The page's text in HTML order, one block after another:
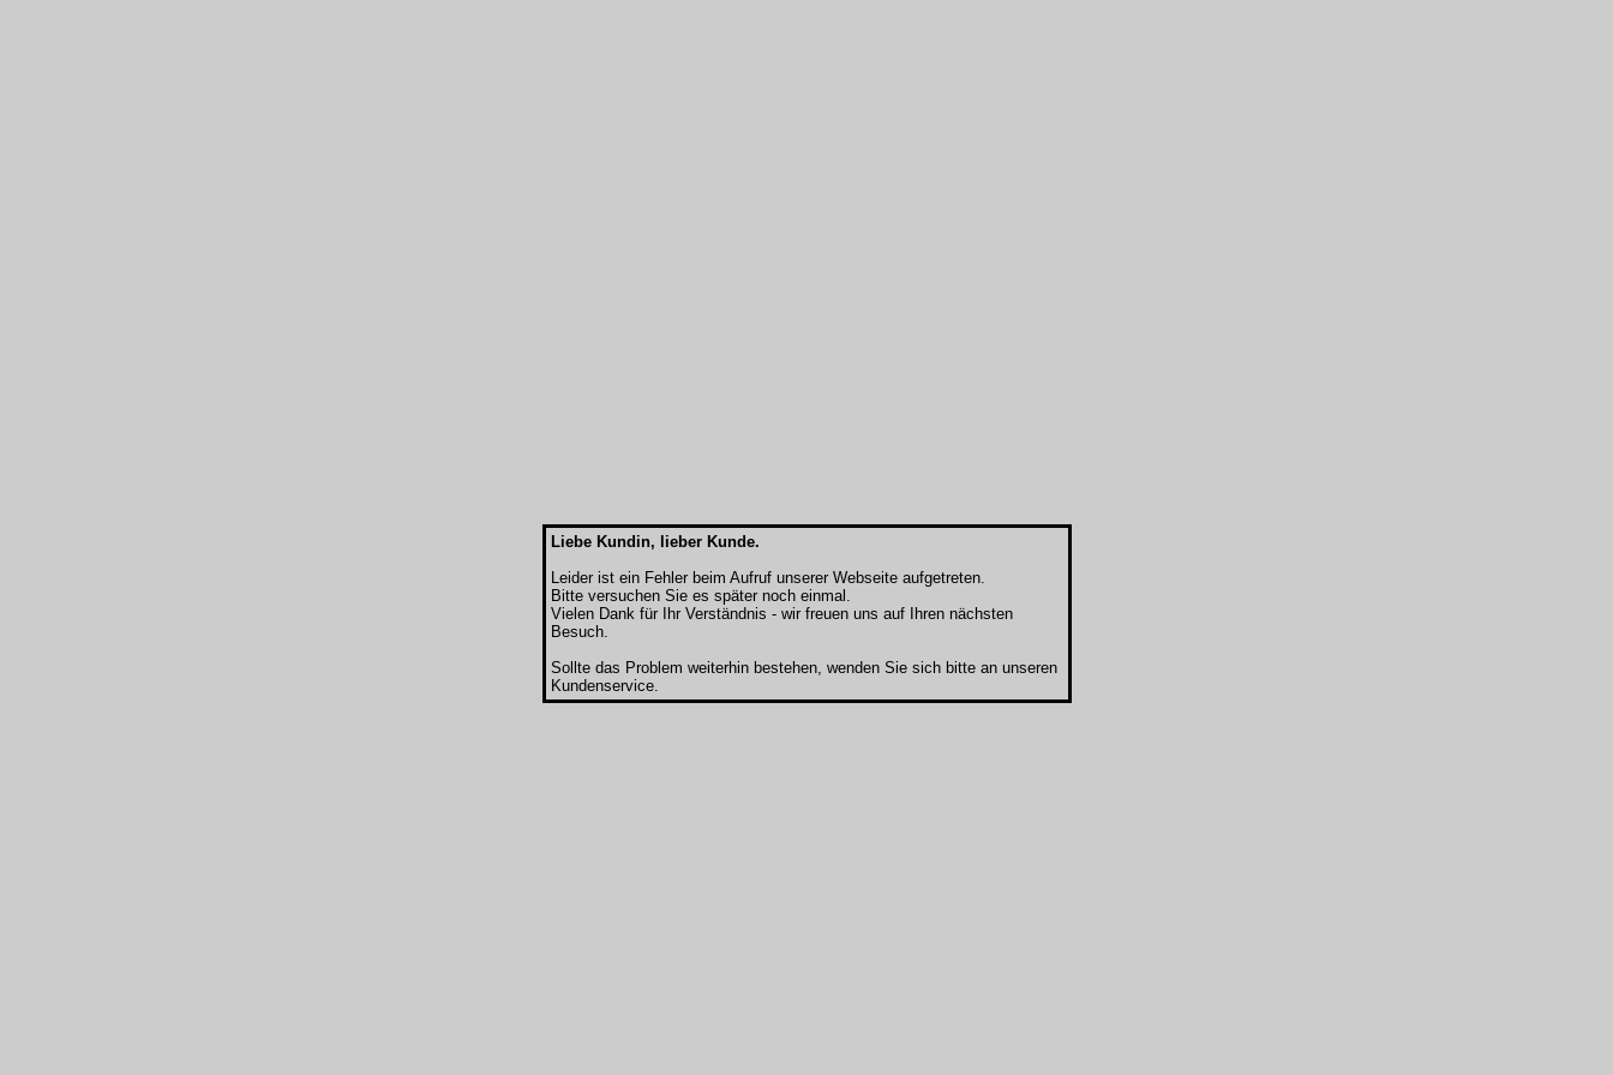
Liebe Kundin, lieber Kunde.
Leider ist ein Fehler beim Aufruf unserer Webseite aufgetreten.
Bitte versuchen Sie es später noch einmal.
Vielen Dank für Ihr Verständnis - wir freuen uns auf Ihren nächsten
Besuch.
Sollte das Problem weiterhin bestehen, wenden Sie sich bitte an unseren
Kundenservice.